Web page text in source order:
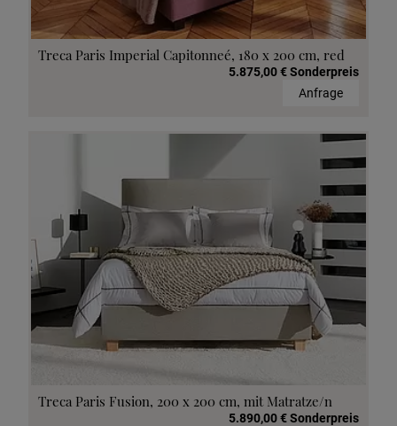
Treca Paris Imperial Capitonneé, 180 x 200 cm, red
5.875,00 € Sonderpreis
Anfrage
Treca Paris Fusion, 200 x 200 cm, mit Matratze/n
5.890,00 € Sonderpreis